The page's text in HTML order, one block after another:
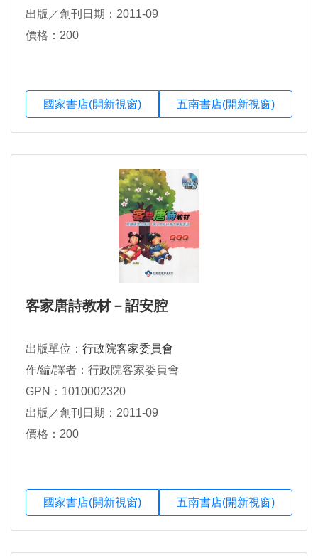
出版／創刊日期：2011-09
價格：200
國家書店(開新視窗) 五南書店(開新視窗)
客家唐詩教材－詔安腔
出版單位： 行政院客家委員會
作/編/譯者：行政院客家委員會
GPN：1010002320
出版／創刊日期：2011-09
價格：200
國家書店(開新視窗) 五南書店(開新視窗)